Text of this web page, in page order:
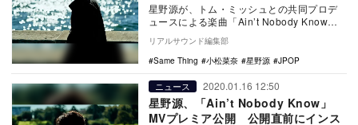
星野源が、トム・ミッシュとの共同プロデ
ュースによる楽曲「Ain’t Nobody Know」
のMVを1月16日の22時よりYou…
リアルサウンド編集部
Same Thing
小松菜奈 星野源 JPOP
ニュース 2020.01.16 12:50
星野源、「Ain’t Nobody Know」
MVプレミア公開 公開直前にインス